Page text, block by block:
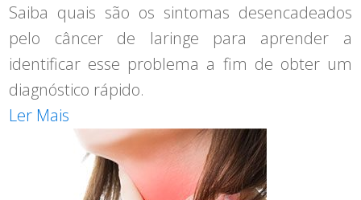
Saiba quais são os sintomas desencadeados
pelo câncer de laringe para aprender a
identificar esse problema a fim de obter um
diagnóstico rápido.
Ler Mais